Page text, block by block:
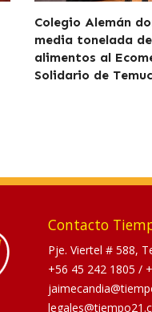
Colegio Alemán
media tonelada de
alimentos al
Solidario de
Contacto
Pje. Viertel # 588,
+56 45 242 1805 /